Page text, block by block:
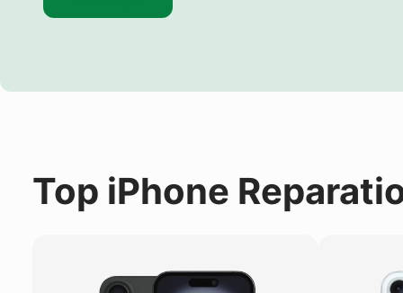
Top iPhone